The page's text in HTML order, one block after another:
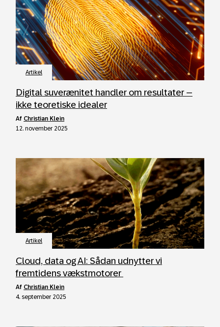
Artikel
Digital suverænitet handler om resultater –
ikke teoretiske idealer
af Christian Klein
12. november 2025
Artikel
Cloud, data og AI: Sådan udnytter vi
fremtidens vækstmotorer
af Christian Klein
4. september 2025